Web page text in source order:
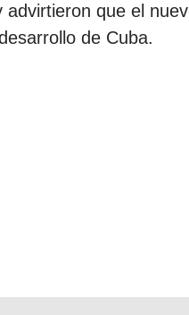
que el
de Cuba.